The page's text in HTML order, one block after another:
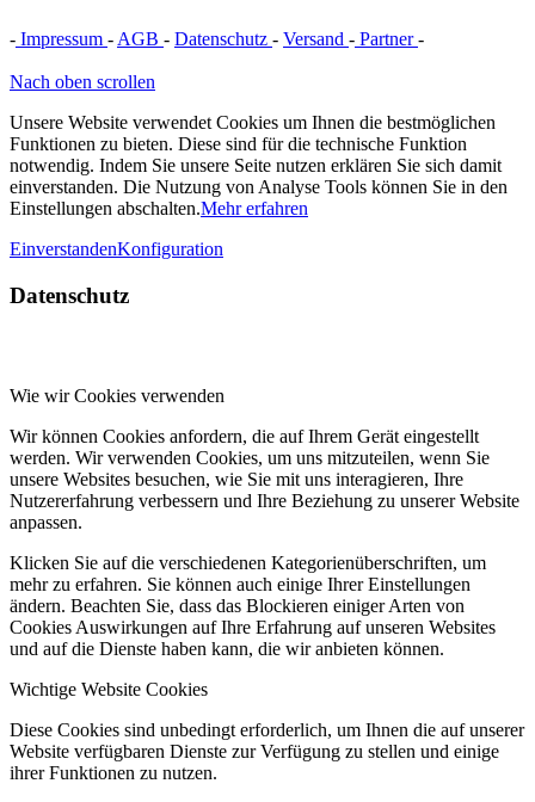
- Impressum - AGB - Datenschutz - Versand - Partner-
Nach oben scrollen
Unsere Website verwendet Cookies um Ihnen die bestmöglichen
Funktionen zu bieten. Diese sind für die technische Funktion
notwendig. Indem Sie unsere Seite nutzen erklären Sie sich damit
einverstanden. Die Nutzung von Analyse Tools können Sie in den
Einstellungen abschalten.Mehr erfahren
EinverstandenKonfiguration
Datenschutz
Wie wir Cookies verwenden
Wir können Cookies anfordern, die auf Ihrem Gerät eingestellt
werden. Wir verwenden Cookies, um uns mitzuteilen, wenn Sie
unsere Websites besuchen, wie Sie mit uns interagieren, Ihre
Nutzererfahrung verbessern und Ihre Beziehung zu unserer Website
anpassen.
Klicken Sie auf die verschiedenen Kategorienüberschriften, um
mehr zu erfahren. Sie können auch einige Ihrer Einstellungen
ändern. Beachten Sie, dass das Blockieren einiger Arten von
Cookies Auswirkungen auf Ihre Erfahrung auf unseren Websites
und auf die Dienste haben kann, die wir anbieten können.
Wichtige Website Cookies
Diese Cookies sind unbedingt erforderlich, um Ihnen die auf unserer
Website verfügbaren Dienste zur Verfügung zu stellen und einige
ihrer Funktionen zu nutzen.